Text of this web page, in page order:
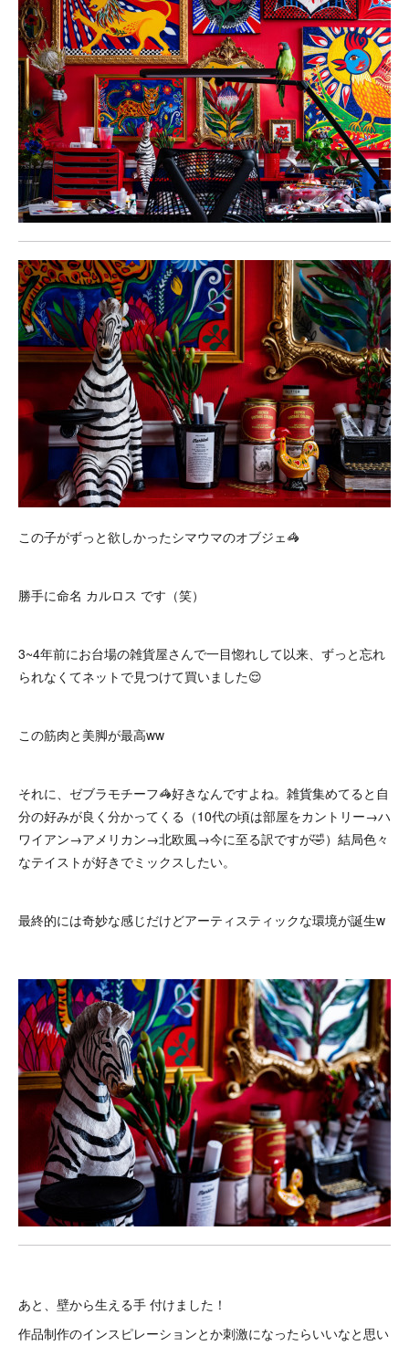
この子がずっと欲しかったシマウマのオブジェ🦓
勝手に命名 カルロス です（笑）
3~4年前にお台場の雑貨屋さんで一目惚れして以来、ずっと忘れ
られなくてネットで見つけて買いました😌
この筋肉と美脚が最高ww
それに、ゼブラモチーフ🦓好きなんですよね。雑貨集めてると自
分の好みが良く分かってくる（10代の頃は部屋をカントリー→ハ
ワイアン→アメリカン→北欧風→今に至る訳ですが🤣）結局色々
なテイストが好きでミックスしたい。
最終的には奇妙な感じだけどアーティスティックな環境が誕生w
あと、壁から生える手 付けました！
作品制作のインスピレーションとか刺激になったらいいなと思い